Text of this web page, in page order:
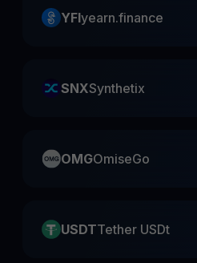
YFIyearn.finance
SNXSynthetix
OMGOmiseGo
USDTTether USDt